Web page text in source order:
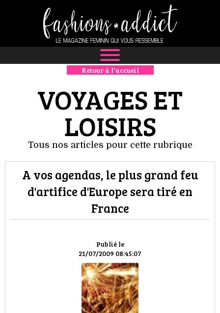
NEWS
MODE
LUXE
DÉFILÉS
BOUTIQUE
CULTURE
HIGH TECH
MAISON
AUTO
LIEUX TENDANCES
Retour à l'accueil
VOYAGES ET
LOISIRS
Tous nos articles pour cette rubrique
Publié le
21/07/2009 08:45:07
A vos agendas, le plus grand feu
d'artifice d'Europe sera tiré en
France